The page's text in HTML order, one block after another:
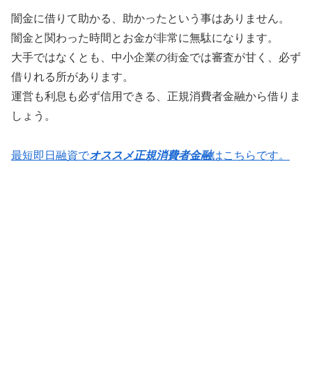
闇金に借りて助かる、助かったという事はありません。
闇金と関わった時間とお金が非常に無駄になります。
大手ではなくとも、中小企業の街金では審査が甘く、必ず
借りれる所があります。
運営も利息も必ず信用できる、正規消費者金融から借りま
しょう。
最短即日融資でオススメ正規消費者金融はこちらです。